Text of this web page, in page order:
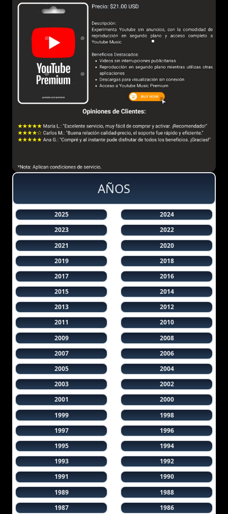
AÑOS
2025
2024
2023
2022
2021
2020
2019
2018
2017
2016
2015
2014
2013
2012
2011
2010
2009
2008
2007
2006
2005
2004
2003
2002
2001
2000
1999
1998
1997
1996
1995
1994
1993
1992
1991
1990
1989
1988
1987
1986